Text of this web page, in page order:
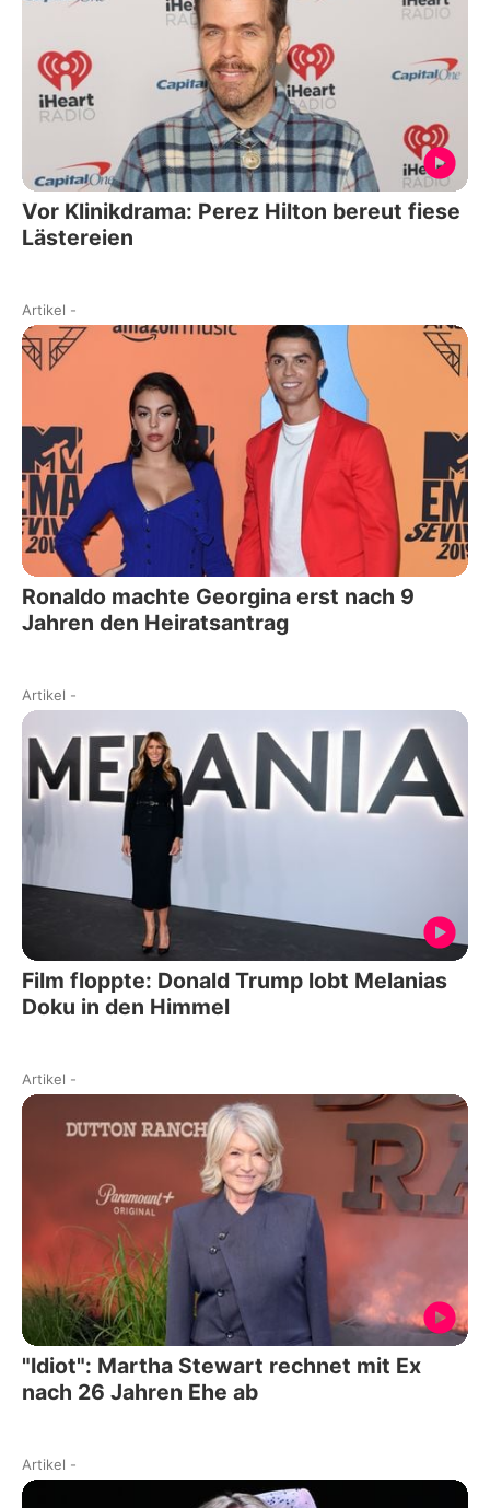
Vor Klinikdrama: Perez Hilton bereut fiese
Lästereien
Artikel -
Ronaldo machte Georgina erst nach 9
Jahren den Heiratsantrag
Artikel -
Film floppte: Donald Trump lobt Melanias
Doku in den Himmel
Artikel -
"Idiot": Martha Stewart rechnet mit Ex
nach 26 Jahren Ehe ab
Artikel -